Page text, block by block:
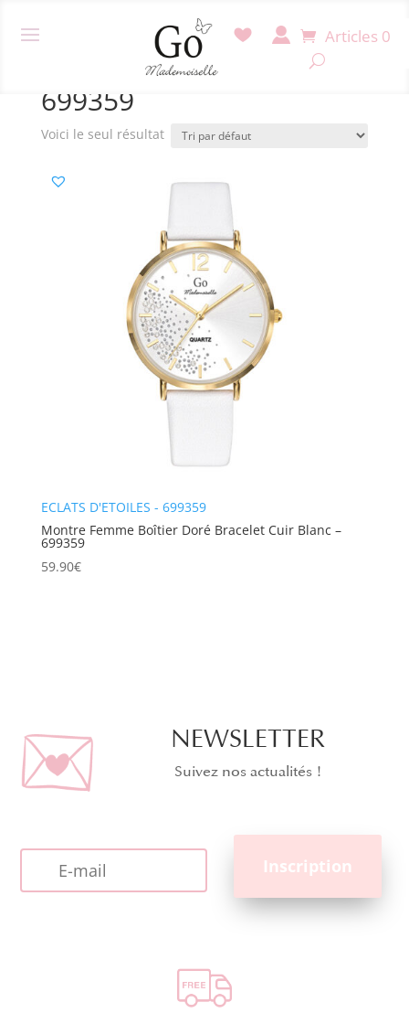
Articles 0
/ Produit Référence / 699359
699359
Voici le seul résultat
ECLATS D'ETOILES - 699359
Montre Femme Boîtier Doré Bracelet Cuir Blanc –
699359
59.90€
NEWSLETTER
Suivez nos actualités !